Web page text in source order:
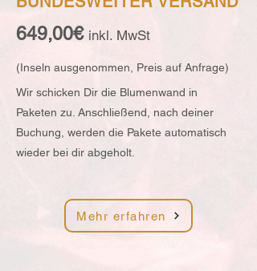
649,00€ inkl. MwSt
(Inseln ausgenommen, Preis auf Anfrage)
Wir schicken Dir die Blumenwand in
Paketen zu. Anschließend, nach deiner
Buchung, werden die Pakete automatisch
wieder bei dir abgeholt.
Mehr erfahren